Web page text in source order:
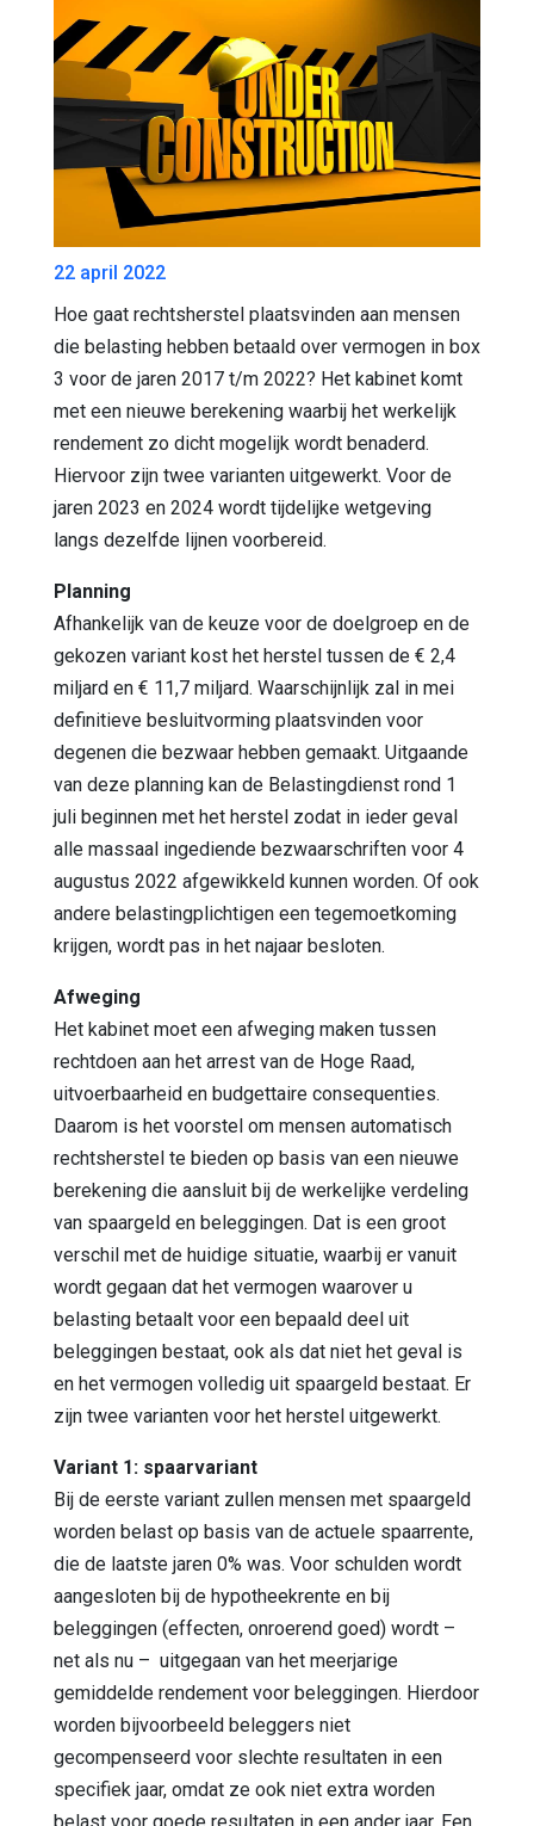
22 april 2022
Hoe gaat rechtsherstel plaatsvinden aan mensen
die belasting hebben betaald over vermogen in box
3 voor de jaren 2017 t/m 2022? Het kabinet komt
met een nieuwe berekening waarbij het werkelijk
rendement zo dicht mogelijk wordt benaderd.
Hiervoor zijn twee varianten uitgewerkt. Voor de
jaren 2023 en 2024 wordt tijdelijke wetgeving
langs dezelfde lijnen voorbereid.
Planning
Afhankelijk van de keuze voor de doelgroep en de
gekozen variant kost het herstel tussen de € 2,4
miljard en € 11,7 miljard. Waarschijnlijk zal in mei
definitieve besluitvorming plaatsvinden voor
degenen die bezwaar hebben gemaakt. Uitgaande
van deze planning kan de Belastingdienst rond 1
juli beginnen met het herstel zodat in ieder geval
alle massaal ingediende bezwaarschriften voor 4
augustus 2022 afgewikkeld kunnen worden. Of ook
andere belastingplichtigen een tegemoetkoming
krijgen, wordt pas in het najaar besloten.
Afweging
Het kabinet moet een afweging maken tussen
rechtdoen aan het arrest van de Hoge Raad,
uitvoerbaarheid en budgettaire consequenties.
Daarom is het voorstel om mensen automatisch
rechtsherstel te bieden op basis van een nieuwe
berekening die aansluit bij de werkelijke verdeling
van spaargeld en beleggingen. Dat is een groot
verschil met de huidige situatie, waarbij er vanuit
wordt gegaan dat het vermogen waarover u
belasting betaalt voor een bepaald deel uit
beleggingen bestaat, ook als dat niet het geval is
en het vermogen volledig uit spaargeld bestaat. Er
zijn twee varianten voor het herstel uitgewerkt.
Variant 1: spaarvariant
Bij de eerste variant zullen mensen met spaargeld
worden belast op basis van de actuele spaarrente,
die de laatste jaren 0% was. Voor schulden wordt
aangesloten bij de hypotheekrente en bij
beleggingen (effecten, onroerend goed) wordt –
net als nu – uitgegaan van het meerjarige
gemiddelde rendement voor beleggingen. Hierdoor
worden bijvoorbeeld beleggers niet
gecompenseerd voor slechte resultaten in een
specifiek jaar, omdat ze ook niet extra worden